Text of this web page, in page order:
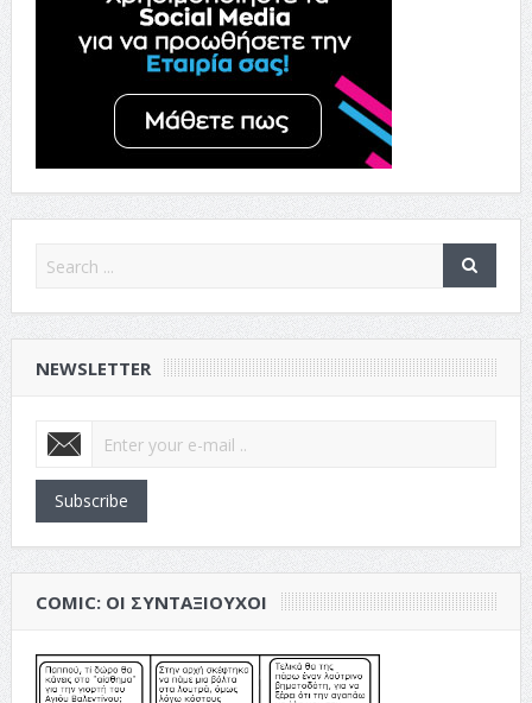
NEWSLETTER
Subscribe
COMIC: ΟΙ ΣΥΝΤΑΞΙΟΎΧΟΙ